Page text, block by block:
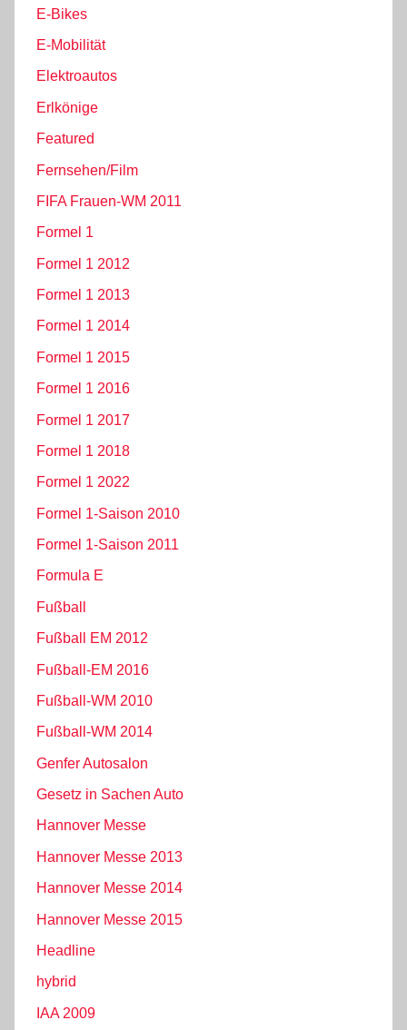
E-Bikes
E-Mobilität
Elektroautos
Erlkönige
Featured
Fernsehen/Film
FIFA Frauen-WM 2011
Formel 1
Formel 1 2012
Formel 1 2013
Formel 1 2014
Formel 1 2015
Formel 1 2016
Formel 1 2017
Formel 1 2018
Formel 1 2022
Formel 1-Saison 2010
Formel 1-Saison 2011
Formula E
Fußball
Fußball EM 2012
Fußball-EM 2016
Fußball-WM 2010
Fußball-WM 2014
Genfer Autosalon
Gesetz in Sachen Auto
Hannover Messe
Hannover Messe 2013
Hannover Messe 2014
Hannover Messe 2015
Headline
hybrid
IAA 2009